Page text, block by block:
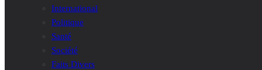
International
Politique
Santé
Société
Faits Divers